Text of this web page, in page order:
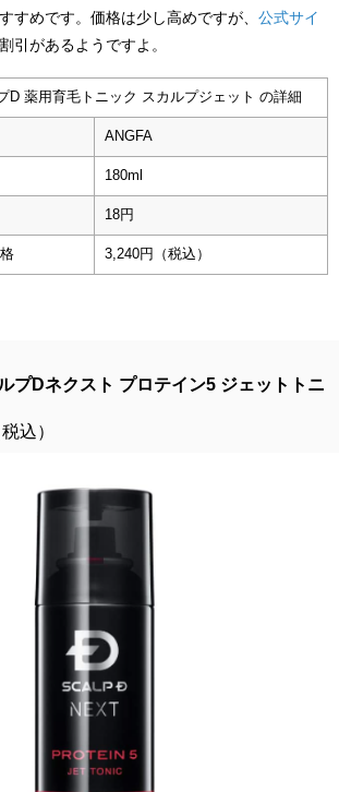
すめです。価格は少し高めですが、 公式サイ
引があるようですよ。
D 薬用育毛トニック スカルプジェット の詳細
ANGFA
180ml
18円
3,240円（税込）
プDネクスト プロテイン5 ジェットトニ
込）